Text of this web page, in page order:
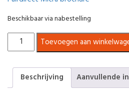
Beschikbaar via nabestelling
Decentrale
WTW
Vents
Toevoegen aan
Beschrijving Aanvullende